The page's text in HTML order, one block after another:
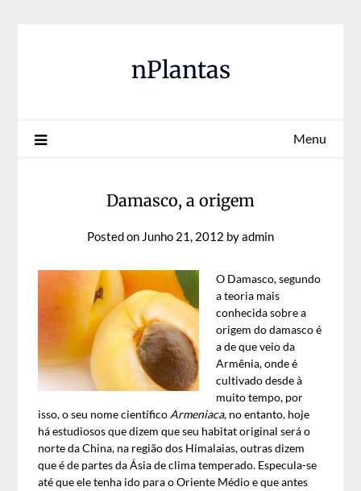
nPlantas
Menu
Damasco, a origem
Posted on Junho 21, 2012 byadmin
O Damasco, segundo
a teoria mais
conhecida sobre a
origem do damasco é
a de que veio da
Armênia, onde é
cultivado desde à
muito tempo, por
isso, o seu nome científico Armeniaca, no entanto, hoje
há estudiosos que dizem que seu habitat original será o
norte da China, na região dos Himalaias, outras dizem
que é de partes da Ásia de clima temperado. Especula-se
até que ele tenha ido para o Oriente Médio e que antes